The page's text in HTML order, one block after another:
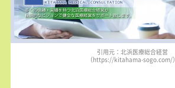
引用元：北浜医療総合経営
（https://kitahama-sogo.com/）